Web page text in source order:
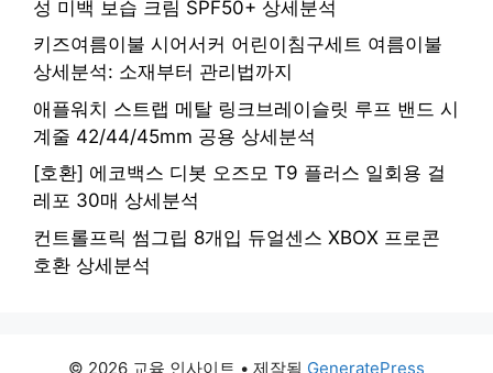
성 미백 보습 크림 SPF50+ 상세분석
키즈여름이불 시어서커 어린이침구세트 여름이불
상세분석: 소재부터 관리법까지
애플워치 스트랩 메탈 링크브레이슬릿 루프 밴드 시
계줄 42/44/45mm 공용 상세분석
[호환] 에코백스 디봇 오즈모 T9 플러스 일회용 걸
레포 30매 상세분석
컨트롤프릭 썸그립 8개입 듀얼센스 XBOX 프로콘
호환 상세분석
© 2026 교육 인사이트 • 제작됨 GeneratePress